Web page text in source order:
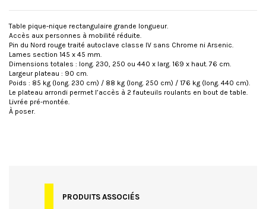
Table pique-nique rectangulaire grande longueur.
Accès aux personnes à mobilité réduite.
Pin du Nord rouge traité autoclave classe IV sans Chrome ni Arsenic.
Lames section 145 x 45 mm.
Dimensions totales : long. 230, 250 ou 440 x larg. 169 x haut. 76 cm.
Largeur plateau : 90 cm.
Poids : 85 kg (long. 230 cm) / 88 kg (long. 250 cm) / 176 kg (long. 440 cm).
Le plateau arrondi permet l’accès à 2 fauteuils roulants en bout de table.
Livrée pré-montée.
À poser.
Pin
PRODUITS ASSOCIÉS